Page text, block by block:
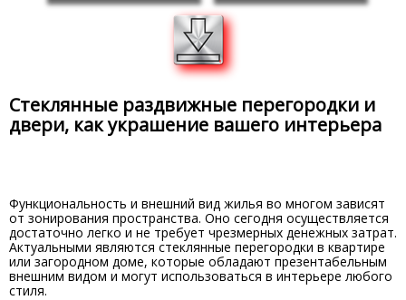
Стеклянные раздвижные перегородки и
двери, как украшение вашего интерьера
Функциональность и внешний вид жилья во многом зависят
от зонирования пространства. Оно сегодня осуществляется
достаточно легко и не требует чрезмерных денежных затрат.
Актуальными являются стеклянные перегородки в квартире
или загородном доме, которые обладают презентабельным
внешним видом и могут использоваться в интерьере любого
стиля.